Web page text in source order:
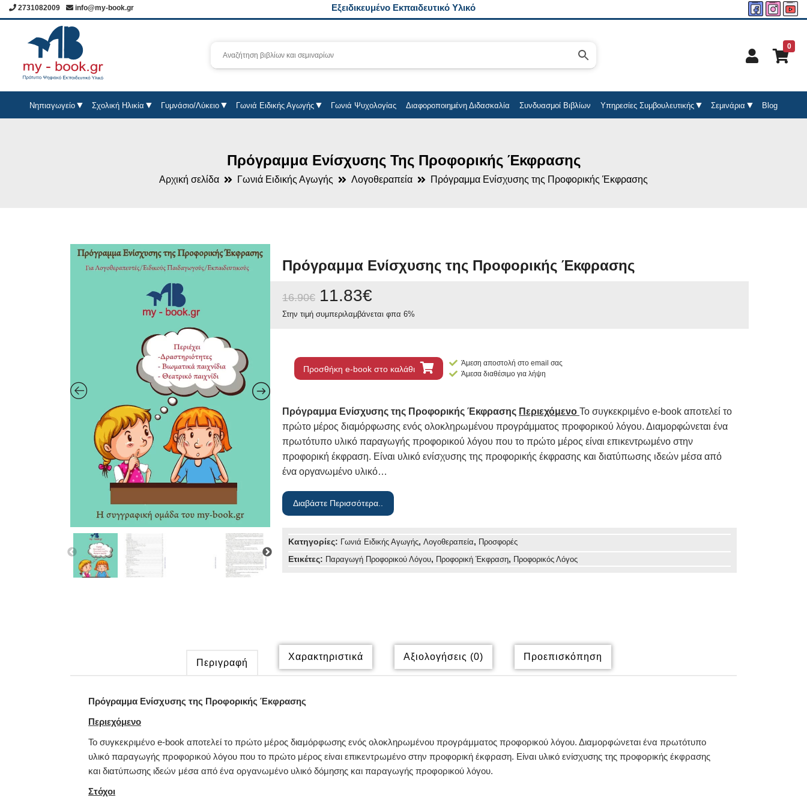
2731082009 info@my-book.gr Εξειδικευμένο Εκπαιδευτικό Υλικό
0
Νηπιαγωγείο Σχολική Ηλικία Γυμνάσιο/Λύκειο Γωνιά Ειδικής Αγωγής Γωνιά Ψυχολογίας Διαφοροποιημένη Διδασκαλία Συνδυασμοί Βιβλίων Υπηρεσίες Συμβουλευτικής Σεμινάρια Blog
Πρόγραμμα Ενίσχυσης Της Προφορικής Έκφρασης
Αρχική σελίδα Γωνιά Ειδικής Αγωγής Λογοθεραπεία Πρόγραμμα Ενίσχυσης της Προφορικής Έκφρασης
Πρόγραμμα Ενίσχυσης της Προφορικής Έκφρασης
16.90€ 11.83€
Στην τιμή συμπεριλαμβάνεται φπα 6%
Προσθήκη e-book στο καλάθι
Άμεση αποστολή στο email σας
Άμεσα διαθέσιμο για λήψη
Πρόγραμμα Ενίσχυσης της Προφορικής Έκφρασης Περιεχόμενο Το συγκεκριμένο e-book αποτελεί το
πρώτο μέρος διαμόρφωσης ενός ολοκληρωμένου προγράμματος προφορικού λόγου. Διαμορφώνεται ένα
πρωτότυπο υλικό παραγωγής προφορικού λόγου που το πρώτο μέρος είναι επικεντρωμένο στην
προφορική έκφραση. Είναι υλικό ενίσχυσης της προφορικής έκφρασης και διατύπωσης ιδεών μέσα από
ένα οργανωμένο υλικό…
Διαβάστε Περισσότερα..
Κατηγορίες: Γωνιά Ειδικής Αγωγής, Λογοθεραπεία, Προσφορές
Ετικέτες: Παραγωγή Προφορικού Λόγου, Προφορική Έκφραση, Προφορικός Λόγος
Περιγραφή
Χαρακτηριστικά Αξιολογήσεις (0) Προεπισκόπηση
Πρόγραμμα Ενίσχυσης της Προφορικής Έκφρασης
Περιεχόμενο
Το συγκεκριμένο e-book αποτελεί το πρώτο μέρος διαμόρφωσης ενός ολοκληρωμένου προγράμματος προφορικού λόγου. Διαμορφώνεται ένα πρωτότυπο
υλικό παραγωγής προφορικού λόγου που το πρώτο μέρος είναι επικεντρωμένο στην προφορική έκφραση. Είναι υλικό ενίσχυσης της προφορικής έκφρασης
και διατύπωσης ιδεών μέσα από ένα οργανωμένο υλικό δόμησης και παραγωγής προφορικού λόγου.
Στόχοι